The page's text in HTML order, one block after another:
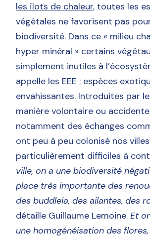
les îlots de chaleur, toutes les
végétales ne favorisent pas
biodiversité. Dans ce « milieu
hyper minéral » certains
simplement inutiles à
appelle les EEE : espèces
envahissantes. Introduites par
manière volontaire ou
notamment des échanges
ont peu à peu colonisé nos
particulièrement difficiles à
ville, on a une biodiversité
place très importante des
des buddleia, des ailantes, des
détaille Guillaume Lemoine.Et
une homogénéisation des